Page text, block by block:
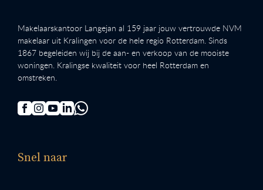
Makelaarskantoor Langejan al 159 jaar jouw vertrouwde NVM
makelaar uit Kralingen voor de hele regio Rotterdam. Sinds
1867 begeleiden wij bij de aan- en verkoop van de mooiste
woningen. Kralingse kwaliteit voor heel Rotterdam en
omstreken.
Snel naar